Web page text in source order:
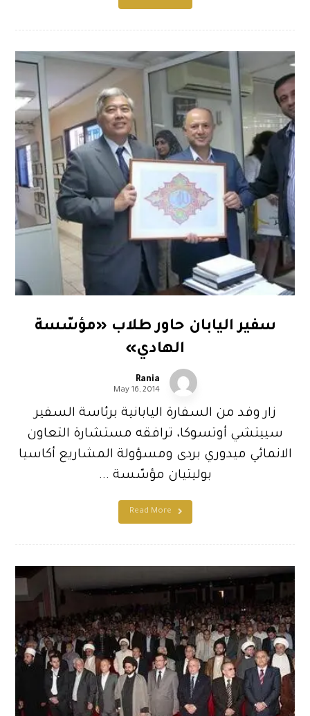
سفير اليابان حاور طلاب «مؤسّسة
الهادي»
Rania
May 16, 2014
زار وفد من السفارة اليابانية برئاسة السفير
سييتشي أوتسوكا، ترافقه مستشارة التعاون
الانمائي ميدوري بردى ومسؤولة المشاريع أكاسيا
بوليتيان مؤسّسة ...
Read More